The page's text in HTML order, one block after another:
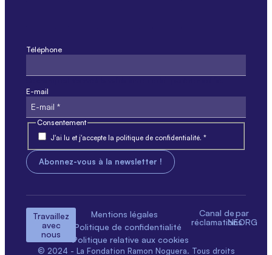
Téléphone
E-mail
Consentement
J'ai lu et j'accepte la politique de confidentialité. *
Travaillez
avec
nous
Mentions légales
Politique de confidentialité
Politique relative aux cookies
Canal de
réclamations
par
NEORG
© 2024 - La Fondation Ramon Noguera. Tous droits